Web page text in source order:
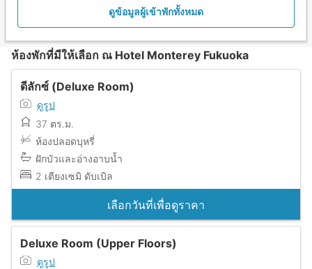
ดูข้อมูลผู้เข้าพักทั้งหมด
ห้องพักที่มีให้เลือก ณ Hotel Monterey Fukuoka
ดีลักซ์ (Deluxe Room)
ดูรูป
37 ตร.ม.
ห้องปลอดบุหรี่
ฝักบัวและอ่างอาบน้ำ
2 เตียงเซมิ ดับเบิล
เลือกวันที่เพื่อดูราคา
Deluxe Room (Upper Floors)
ดูรูป